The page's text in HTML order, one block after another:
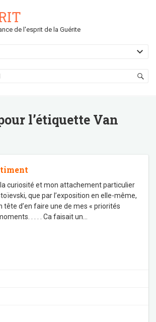
de l'esprit de la Guérite
l’étiquette Van
la curiosité et mon attachement particulier
que par l’exposition en elle-même,
tête d’en faire une de mes « priorités
. . . . Ca faisait un